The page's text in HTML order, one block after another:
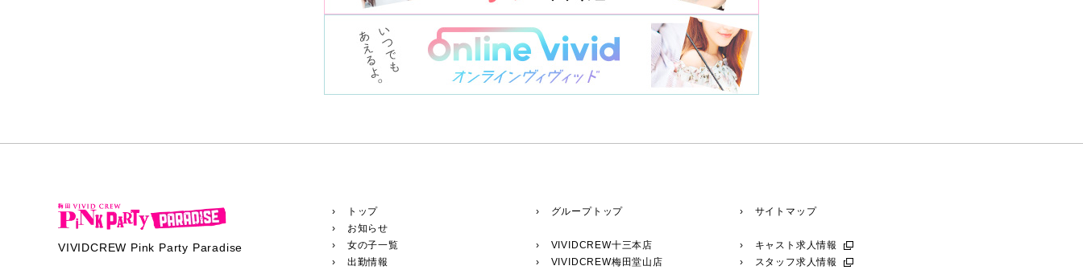
VIVIDCREW Pink Party Paradise
› トップ
› お知らせ
› 女の子一覧
› 出勤情報
› グループトップ
› VIVIDCREW十三本店
› VIVIDCREW梅田堂山店
› サイトマップ
› キャスト求人情報
› スタッフ求人情報